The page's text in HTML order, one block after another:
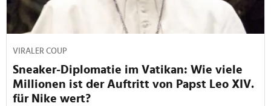
VIRALER COUP
Sneaker-Diplomatie im Vatikan: Wie viele
Millionen ist der Auftritt von Papst Leo XIV.
für Nike wert?